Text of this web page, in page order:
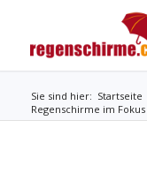
Sie sind hier: Startseite
Regenschirme im Fokus